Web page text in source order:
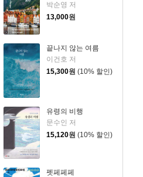
박순영 저
13,000원
끝나지 않는 여름
이건호 저
15,300원 (10% 할인)
유령의 비행
문수인 저
15,120원 (10% 할인)
펫페페페